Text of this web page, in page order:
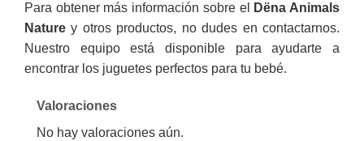
Para obtener más información sobre el
Dëna Animals
Nature y otros productos, no dudes en contactarnos.
Nuestro equipo está disponible para ayudarte a
encontrar los juguetes perfectos para tu bebé.
Valoraciones
No hay valoraciones aún.